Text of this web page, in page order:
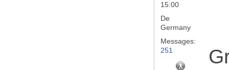
15:00
De
Germany
Messages:
251